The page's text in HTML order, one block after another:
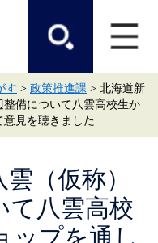
す > 政策推進課 > 北海道新
備について八雲高校生か
意見を聴きました
（仮称）
て八雲高校
ップを通し